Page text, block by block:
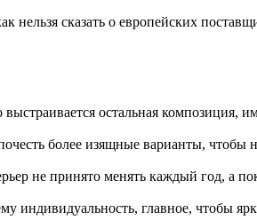
нельзя сказать о европейских
остальная композиция,
более изящные варианты, чтобы
не принято менять каждый год, а
индивидуальность, главное, чтобы